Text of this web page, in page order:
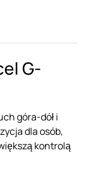
G-
góra-dół i
dla osób,
kontrolą